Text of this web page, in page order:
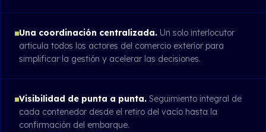
Una coordinación centralizada.Un solo interlocutor
articula todos los actores del comercio exterior para
simplificar la gestión y acelerar las decisiones.
Visibilidad de punta a punta.Seguimiento integral de
cada contenedor desde el retiro del vacío hasta la
confirmación del embarque.